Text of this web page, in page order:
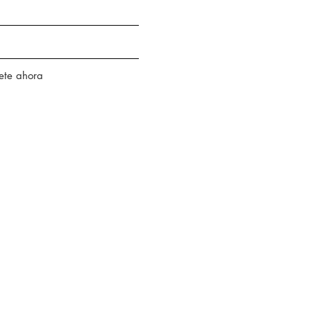
ahora